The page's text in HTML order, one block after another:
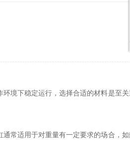
境下稳定运行，选择合适的材料是至
常适用于对重量有一定要求的场合，